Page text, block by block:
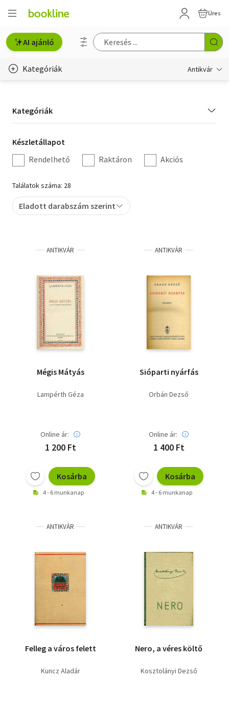
Üres
AI ajánló
Kategóriák Antikvár
Régi képeslap
Életmód, egészség
Erotika
Gyermek- és ifjúsági
Hobbi, szabadidő
Minikönyv
Művészet
Szakkönyv
Történelem
Egyéb
Kategória
szűrés
Kategóriák
Készletállapot
szűrés
Készletállapot
Rendelhető
Raktáron Akciós
Találatok száma: 28
Eladott darabszám szerint
ANTIKVÁR
Mégis Mátyás
Lampérth Géza
Online ár:
1 200 Ft
Kosárba
4 - 6 munkanap
ANTIKVÁR
Sióparti nyárfás
Orbán Dezső
Online ár:
1 400 Ft
Kosárba
4 - 6 munkanap
ANTIKVÁR
Felleg a város felett
Kuncz Aladár
ANTIKVÁR
Nero, a véres költő
Kosztolányi Dezső